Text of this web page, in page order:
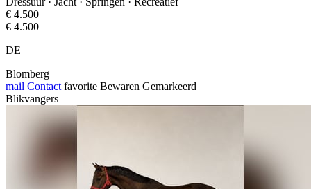
€ 4.500
€ 4.500
DE
Blomberg
mail Contact favorite Bewaren Gemarkeerd
Blikvangers